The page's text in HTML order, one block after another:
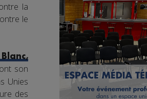
la
le
son
Unies
des